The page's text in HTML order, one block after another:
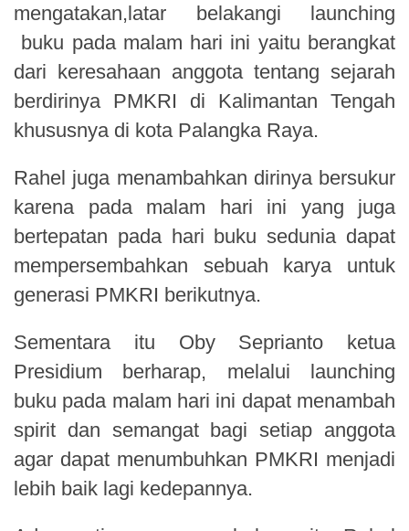
mengatakan,latar belakangi launching
buku pada malam hari ini yaitu berangkat
dari keresahaan anggota tentang sejarah
berdirinya PMKRI di Kalimantan Tengah
khususnya di kota Palangka Raya.
Rahel juga menambahkan dirinya bersukur
karena pada malam hari ini yang juga
bertepatan pada hari buku sedunia dapat
mempersembahkan sebuah karya untuk
generasi PMKRI berikutnya.
Sementara itu Oby Seprianto ketua
Presidium berharap, melalui launching
buku pada malam hari ini dapat menambah
spirit dan semangat bagi setiap anggota
agar dapat menumbuhkan PMKRI menjadi
lebih baik lagi kedepannya.